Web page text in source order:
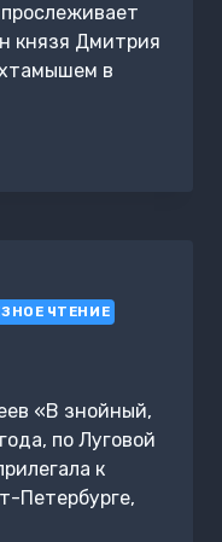
князя Дмитрия
в
ЧТЕНИЕ
«В знойный,
по Луговой
к
Петербурге,